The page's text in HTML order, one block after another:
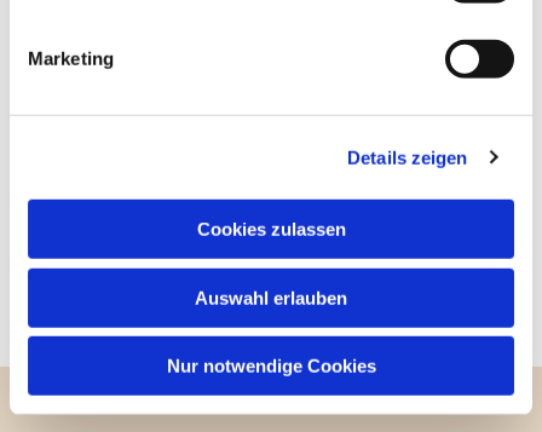
Marketing
Details zeigen
Cookies zulassen
Auswahl erlauben
Nur notwendige Cookies